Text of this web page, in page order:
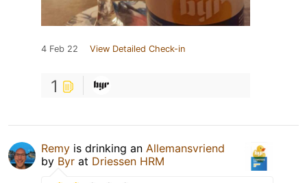
4 Feb 22 View Detailed Check-in
1
Remy is drinking an Allemansvriend
by Byr at Driessen HRM